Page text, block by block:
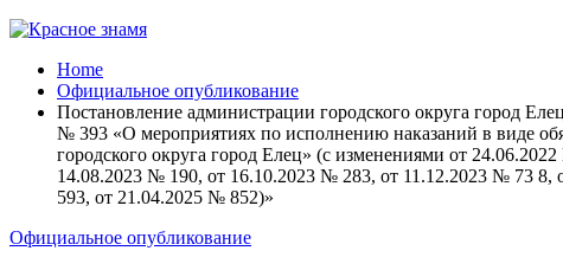
Home
Официальное опубликование
Постановление администрации городского округа город
№ 393 «О мероприятиях по исполнению наказаний в виде
городского округа город Елец» (с изменениями от
14.08.2023 № 190, от 16.10.2023 № 283, от 11.12.2023 № 73
593, от 21.04.2025 № 852)»
Официальное опубликование